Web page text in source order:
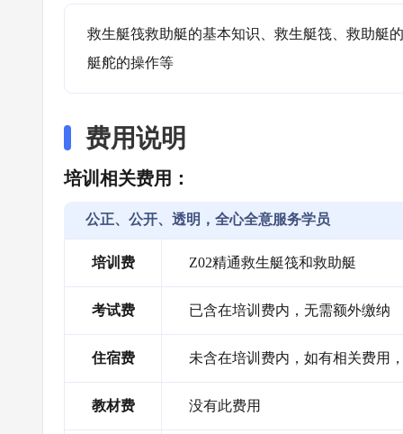
救生艇筏救助艇的基本知识、救生艇筏、救助艇
艇舵的操作等
费用说明
培训相关费用：
公正、公开、透明，全心全意服务学员
培训费 Z02精通救生艇筏和救助艇
考试费 已含在培训费内，无需额外缴纳
住宿费 未含在培训费内，如有相关费用
教材费 没有此费用